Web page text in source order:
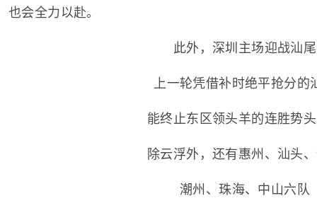
也会全力以赴。
此外，深圳主场迎战汕尾
上一轮凭借补时绝平抢分的
能终止东区领头羊的连胜势
除云浮外，还有惠州、汕头
潮州、珠海、中山六队